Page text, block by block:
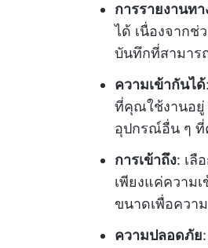
การรายงานทา
ได้ เนื่องจากช่
บันทึกที่สามาร
ความเข้ากันได้
ที่คุณใช้งานอยู่
อุปกรณ์อื่น ๆ ที่
การเข้าถึง: เลื
เพียงแค่ความ
ขนาดเพื่อควา
ความปลอดภัย